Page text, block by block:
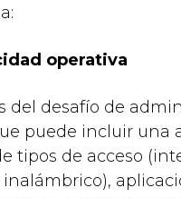
operativa
del desafío de
puede incluir una
tipos de acceso
inalámbrico),